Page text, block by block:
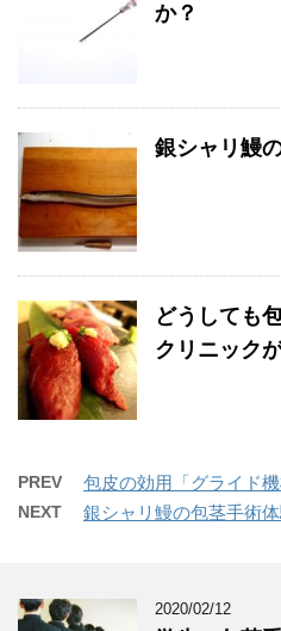
か？
銀シャリ鰻
どうしても
クリニック
PREV 包皮の効用「グライド機
NEXT 銀シャリ鰻の包茎手術
2020/02/12